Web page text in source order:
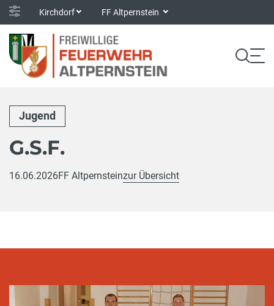
Kirchdorf FF Altpernstein
Jugend
G.S.F.
16.06.2026FF Altpernsteinzur Übersicht